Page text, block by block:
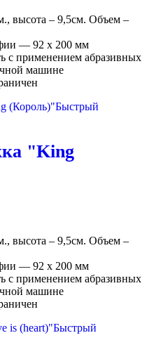
высота – 9,5см. Объем –
― 92 х 200 мм
с применением абразивных
машине
Быстрый
"King
высота – 9,5см. Объем –
― 92 х 200 мм
с применением абразивных
машине
Быстрый